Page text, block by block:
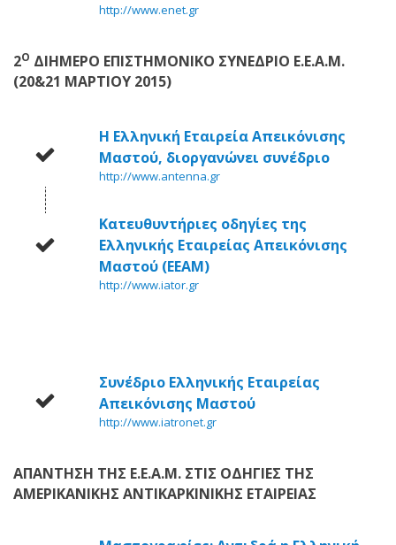
http://www.enet.gr
2Ο ΔΙΗΜΕΡΟ ΕΠΙΣΤΗΜΟΝΙΚΟ ΣΥΝΕΔΡΙΟ Ε.Ε.Α.Μ.
(20&21 ΜΑΡΤΙΟΥ 2015)
Η Ελληνική Εταιρεία Απεικόνισης
Μαστού, διοργανώνει συνέδριο
http://www.antenna.gr
Κατευθυντήριες οδηγίες της
Ελληνικής Εταιρείας Απεικόνισης
Μαστού (ΕΕΑΜ)
http://www.iator.gr
Συνέδριο Ελληνικής Εταιρείας
Απεικόνισης Μαστού
http://www.iatronet.gr
ΑΠΑΝΤΗΣΗ ΤΗΣ Ε.Ε.Α.Μ. ΣΤΙΣ ΟΔΗΓΙΕΣ ΤΗΣ
ΑΜΕΡΙΚΑΝΙΚΗΣ ΑΝΤΙΚΑΡΚΙΝΙΚΗΣ ΕΤΑΙΡΕΙΑΣ